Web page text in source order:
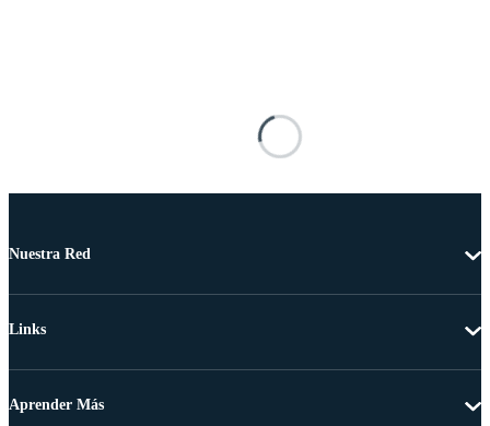
Nuestra Red
Links
Aprender Más